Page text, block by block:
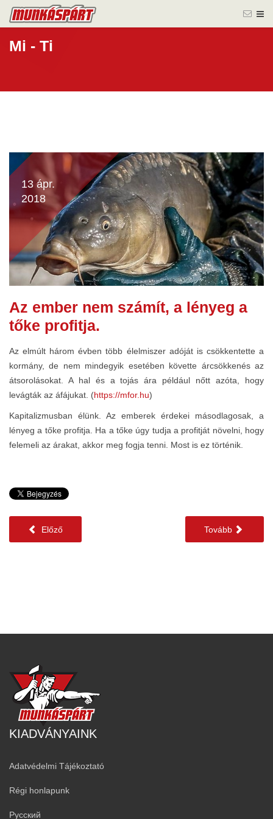
Mi - Ti
13 ápr.
2018
Az ember nem számít, a lényeg a
tőke profitja.
Az elmúlt három évben több élelmiszer adóját is csökkentette a
kormány, de nem mindegyik esetében követte árcsökkenés az
átsorolásokat. A hal és a tojás ára például nőtt azóta, hogy
levágták az áfájukat. (https://mfor.hu)
Kapitalizmusban élünk. Az emberek érdekei másodlagosak, a
lényeg a tőke profitja. Ha a tőke úgy tudja a profitját növelni, hogy
felemeli az árakat, akkor meg fogja tenni. Most is ez történik.
Előző Tovább
KIADVÁNYAINK
Adatvédelmi Tájékoztató
Régi honlapunk
Русский